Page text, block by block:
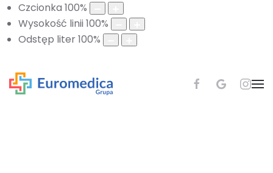
Czcionka 100%
Wysokość linii 100%
Odstęp liter100%